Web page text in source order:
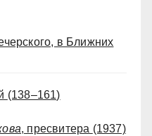
в Ближних
(138–161)
, пресвитера (1937)